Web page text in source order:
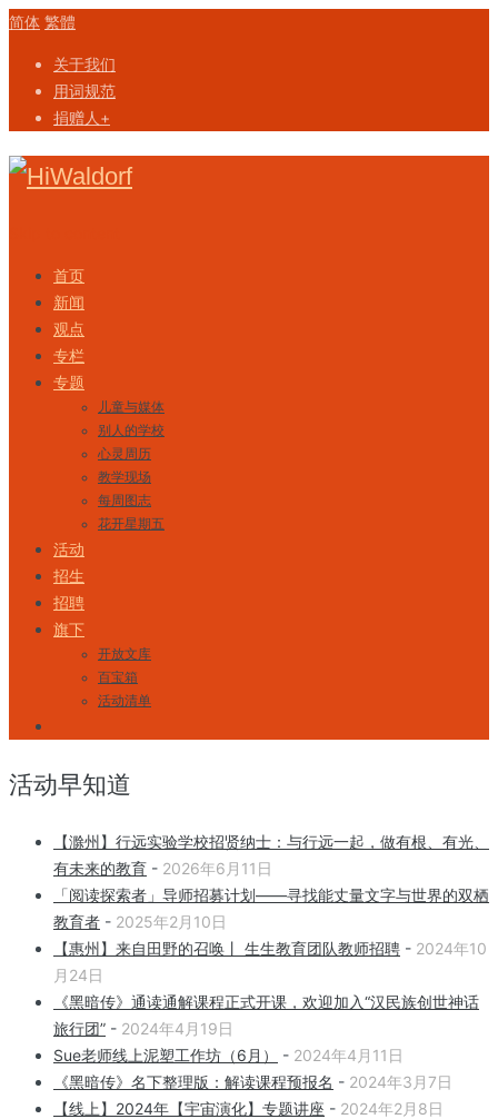
简体 繁體
关于我们
用词规范
捐赠人+
首页
新闻
观点
专栏
专题
儿童与媒体
别人的学校
心灵周历
教学现场
每周图志
花开星期五
活动
招生
招聘
旗下
开放文库
百宝箱
活动清单
活动早知道
【滁州】行远实验学校招贤纳士：与行远一起，做有根、有光、
有未来的教育 - 2026年6月11日
「阅读探索者」导师招募计划——寻找能丈量文字与世界的双栖
教育者 - 2025年2月10日
【惠州】来自田野的召唤丨 生生教育团队教师招聘 - 2024年10
月24日
《黑暗传》通读通解课程正式开课，欢迎加入“汉民族创世神话
旅行团” - 2024年4月19日
Sue老师线上泥塑工作坊（6月）
- 2024年4月11日
《黑暗传》名下整理版：解读课程预报名 - 2024年3月7日
【线上】2024年【宇宙演化】专题讲座 - 2024年2月8日